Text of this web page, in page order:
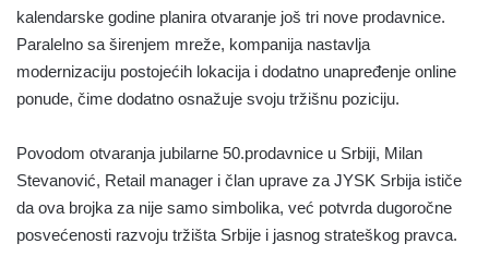
kalendarske godine planira otvaranje još tri nove prodavnice.
Paralelno sa širenjem mreže, kompanija nastavlja
modernizaciju postojećih lokacija i dodatno unapređenje online
ponude, čime dodatno osnažuje svoju tržišnu poziciju.
Povodom otvaranja jubilarne 50.prodavnice u Srbiji, Milan
Stevanović, Retail manager i član uprave za JYSK Srbija ističe
da ova brojka za nije samo simbolika, već potvrda dugoročne
posvećenosti razvoju tržišta Srbije i jasnog strateškog pravca.